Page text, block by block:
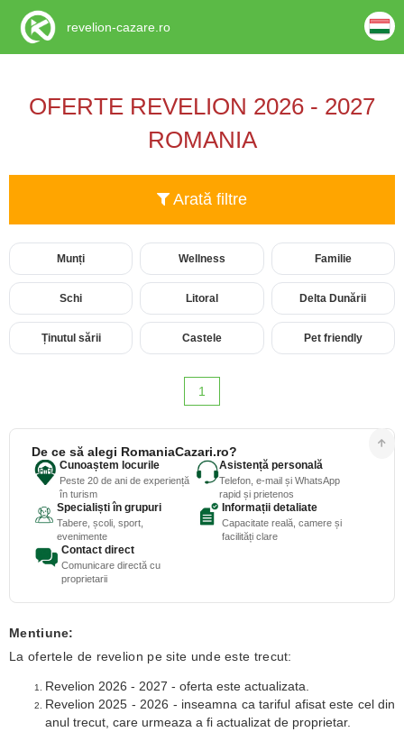
OFERTE REVELION 2026 - 2027
ROMANIA
Arată filtre
Munți Wellness Familie
Schi Litoral Delta Dunării
Ținutul sării Castele Pet friendly
1
De ce să alegi RomaniaCazari.ro?
Cunoaștem locurile
Peste 20 de ani de experiență
în turism
Asistență personală
Telefon, e-mail și WhatsApp
rapid și prietenos
Specialiști în grupuri
Tabere, școli, sport,
evenimente
Informații detaliate
Capacitate reală, camere și
facilități clare
Contact direct
Comunicare directă cu
proprietarii
Mentiune:
La ofertele de revelion pe site unde este trecut:
Revelion 2026 - 2027 - oferta este actualizata.
Revelion 2025 - 2026 - inseamna ca tariful afisat este cel din
anul trecut, care urmeaza a fi actualizat de proprietar.
revelion-cazare.ro